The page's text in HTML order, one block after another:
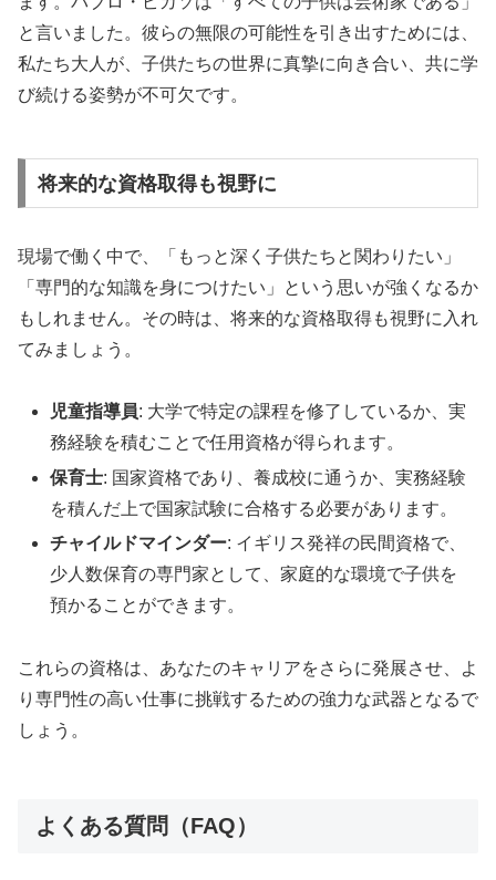
と言いました。彼らの無限の可能性を引き出すためには、
私たち大人が、子供たちの世界に真摯に向き合い、共に学
び続ける姿勢が不可欠です。
将来的な資格取得も視野に
現場で働く中で、「もっと深く子供たちと関わりたい」
「専門的な知識を身につけたい」という思いが強くなるか
もしれません。その時は、将来的な資格取得も視野に入れ
てみましょう。
児童指導員: 大学で特定の課程を修了しているか、実
務経験を積むことで任用資格が得られます。
保育士: 国家資格であり、養成校に通うか、実務経験
を積んだ上で国家試験に合格する必要があります。
チャイルドマインダー: イギリス発祥の民間資格で、
少人数保育の専門家として、家庭的な環境で子供を
預かることができます。
これらの資格は、あなたのキャリアをさらに発展させ、よ
り専門性の高い仕事に挑戦するための強力な武器となるで
しょう。
よくある質問（FAQ）